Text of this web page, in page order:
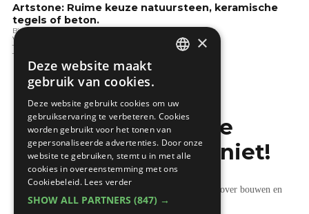
Artstone: Ruime keuze natuursteen, keramische
tegels of beton.
Binnenafwerking
Vloeren
Terras & verhardingen
Tuintips
Mis de laatste
bouwnieuwtjes niet!
Ontvang onze wekelijkse updates vol nuttige tips over bouwen en
verbouwen.
×
Deze website maakt
gebruik van cookies.
Deze website gebruikt cookies om uw
gebruikservaring te verbeteren. Cookies
worden gebruikt voor het tonen van
gepersonaliseerde advertenties. Door onze
website te gebruiken, stemt u in met alle
cookies in overeenstemming met ons
Cookiebeleid. Lees verder
SHOW ALL PARTNERS (847) →